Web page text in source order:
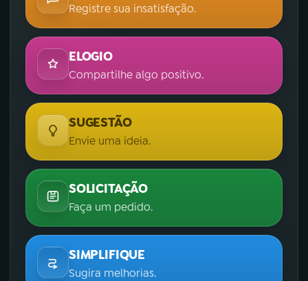
Registre sua insatisfação.
ELOGIO
Compartilhe algo positivo.
SUGESTÃO
Envie uma ideia.
SOLICITAÇÃO
Faça um pedido.
SIMPLIFIQUE
Sugira melhorias.